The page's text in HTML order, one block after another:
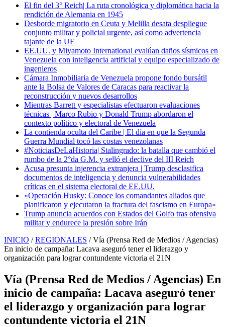
El fin del 3° Reich| La ruta cronológica y diplomática hacia la
rendición de Alemania en 1945
Desborde migratorio en Ceuta y Melilla desata despliegue
conjunto militar y policial urgente, así como advertencia
tajante de la UE
EE.UU. y Miyamoto International evalúan daños sísmicos en
Venezuela con inteligencia artificial y equipo especializado de
ingenieros
Cámara Inmobiliaria de Venezuela propone fondo bursátil
ante la Bolsa de Valores de Caracas para reactivar la
reconstrucción y nuevos desarrollos
Mientras Barrett y especialistas efectuaron evaluaciones
técnicas | Marco Rubio y Donald Trump abordaron el
contexto político y electoral de Venezuela
La contienda oculta del Caribe | El día en que la Segunda
Guerra Mundial tocó las costas venezolanas
#NoticiasDeLaHistoria| Stalingrado: la batalla que cambió el
rumbo de la 2°da G.M. y selló el declive del III Reich
Acusa presunta injerencia extranjera | Trump desclasifica
documentos de inteligencia y denuncia vulnerabilidades
críticas en el sistema electoral de EE.UU.
«Operación Husky: Conoce los comandantes aliados que
planificaron y ejecutaron la fractura del fascismo en Europa»
Trump anuncia acuerdos con Estados del Golfo tras ofensiva
militar y endurece la presión sobre Irán
INICIO / REGIONALES / Vía (Prensa Red de Medios / Agencias)
En inicio de campaña: Lacava aseguró tener el liderazgo y
organización para lograr contundente victoria el 21N
Vía (Prensa Red de Medios / Agencias) En
inicio de campaña: Lacava aseguró tener
el liderazgo y organización para lograr
contundente victoria el 21N